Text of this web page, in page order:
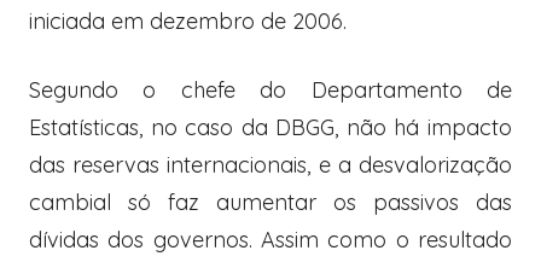
iniciada em dezembro de 2006.
Segundo o chefe do Departamento de
Estatísticas, no caso da DBGG, não há impacto
das reservas internacionais, e a desvalorização
cambial só faz aumentar os passivos das
dívidas dos governos. Assim como o resultado